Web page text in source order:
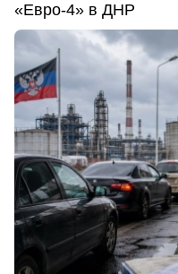
«Евро-4» в ДНР